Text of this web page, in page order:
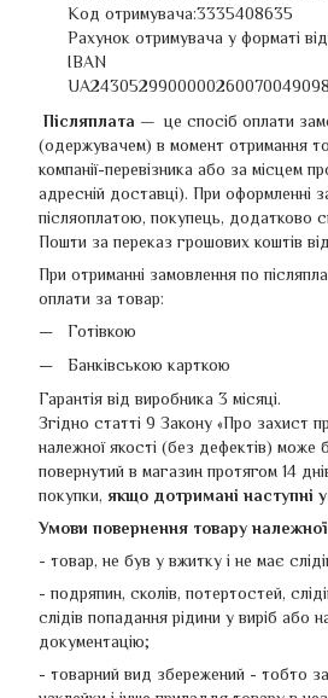
Код отримувача:3335408635
Рахунок отримувача у форматі
IBAN
Післяплата — це спосіб оплати
(одержувачем) в момент отримання
компанії-перевізника або за місцем
адресній доставці). При оформленні
післяоплатою, покупець, додатково
Пошти за переказ грошових коштів
При отриманні замовлення по
оплати за товар:
Готівкою
Банківською карткою
Гарантія від виробника 3 місяці.
Згідно статті 9 Закону «Про захист
належної якості (без дефектів) може
повернутий в магазин протягом 14
покупки, якщо дотримані наступні
Умови повернення товару належної
- товар, не був у вжитку і не має
- подряпин, сколів, потертостей,
слідів попадання рідини у виріб або
документацію;
- товарний вид збережений - тобто